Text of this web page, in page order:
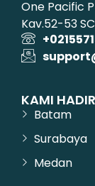
One Pacific
Kav.52-53
KAMI HADIR
Batam
Surabaya
Medan